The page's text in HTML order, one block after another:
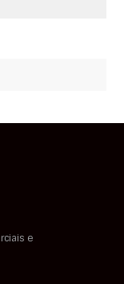
e